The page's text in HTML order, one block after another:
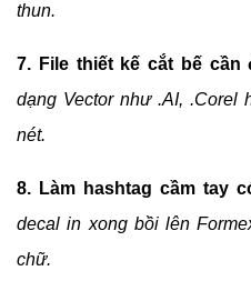
thun.
7. File thiết kế cắt bế cần
dạng Vector như .AI, .Corel
nét.
8. Làm hashtag cầm tay
decal in xong bồi lên
chữ.